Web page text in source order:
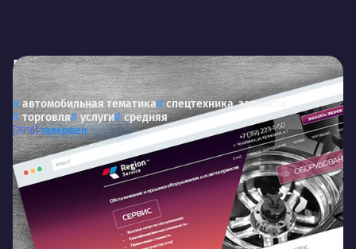
РегионСервисrs174.com
Оборудование для автосервисов
автомобильная тематика
спецтехника, запчасти
торговля
услуги средняя
[2016] завершен